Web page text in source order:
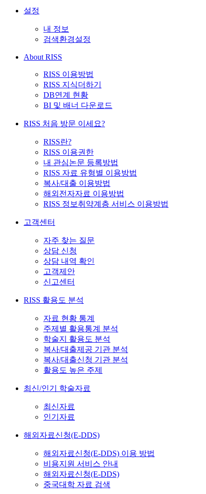
설정
내 정보
검색환경설정
About RISS
RISS 이용방법
RISS 지식더하기
DB연계 현황
BI 및 배너 다운로드
RISS 처음 방문 이세요?
RISS란?
RISS 이용권한
내 관심논문 등록방법
RISS 자료 유형별 이용방법
복사/대출 이용방법
해외전자자료 이용방법
RISS 정보취약계층 서비스 이용방법
고객센터
자주 찾는 질문
상담 신청
상담 내역 확인
고객제안
신고센터
RISS 활용도 분석
자료 현황 통계
주제별 활용통계 분석
학술지 활용도 분석
복사/대출제공 기관 분석
복사/대출신청 기관 분석
활용도 높은 주제
최신/인기 학술자료
최신자료
인기자료
해외자료신청(E-DDS)
해외자료신청(E-DDS) 이용 방법
비용지원 서비스 안내
해외자료신청(E-DDS)
중국대학 자료 검색